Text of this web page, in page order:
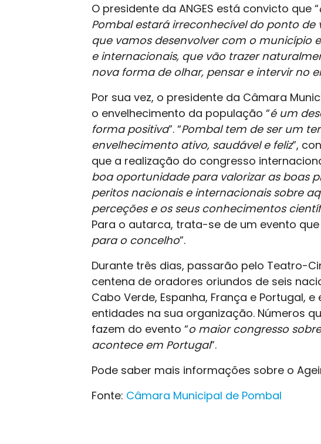
O presidente da ANGES está convicto que “
Pombal estará irreconhecível do ponto de
que vamos desenvolver com o município
e internacionais, que vão trazer
nova forma de olhar, pensar e intervir no
Por sua vez, o presidente da Câmara
o envelhecimento da população “é um
forma positiva”. “Pombal tem de ser um
envelhecimento ativo, saudável e feliz”,
que a realização do congresso
boa oportunidade para valorizar as boas
peritos nacionais e internacionais sobre
perceções e os seus conhecimentos
Para o autarca, trata-se de um evento que
para o concelho”.
Durante três dias, passarão pelo Teatro-
centena de oradores oriundos de seis
Cabo Verde, Espanha, França e Portugal,
entidades na sua organização. Números
fazem do evento “o maior congresso
acontece em Portugal”.
Pode saber mais informações sobre o
Fonte: Câmara Municipal de Pombal